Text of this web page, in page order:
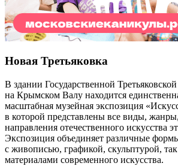
Новая Третьяковка
В здании Государственной Третьяковской
на Крымском Валу находится
масштабная музейная экспозиция
в которой представлены все виды,
направления отечественного искусства
Экспозиция объединяет различные
с живописью, графикой, скульптурой,
материалами современного искусства.